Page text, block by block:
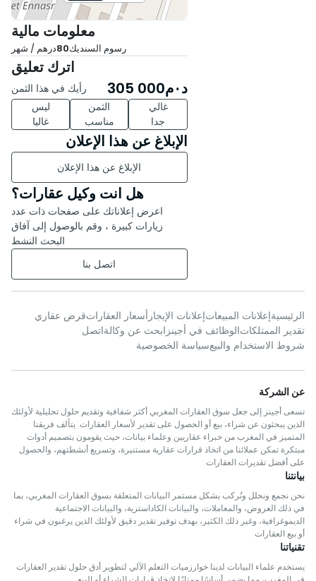
معلومات مالية
رسوم السنديك80درهم / شهر
اترك تعليق
رأيك في هذا الثمن 305 000 د٠م
ليس
غاليا
الثمن
مناسب
غالي
جدا
الإبلاغ عن هذا الإعلان
الإبلاغ عن هذا الإعلان
هل انت وكيل عقارات؟
اعرض إعلاناتك على صفحات ذات عدد
زيارات كبيرة ، وقم بالوصول إلى آفاق
البحث النشط
اتصل بنا
الرئيسيةإعلانات المبيعاتإعلانات الإيجار أسعار العقاراتقرض عقاري
تقدير الممتلكاتالوظائف في أجينز ابحث عن وكالةاتصل
شروط الاستخدام والبيعسياسة الخصوصية
عن الشركة
تسعى أجينز إلى جعل سوق العقارات المغربي أكثر شفافية وتقديم حلول تحليلية لأولئك
الذين يبحثون عن شراء، بيع أو الحصول على تقدير لأسعار العقارات. يتألف فريقنا
المتميز في المغرب من خبراء عقاريين وعلماء بيانات، حيث يقومون بتصميم أدوات
مبتكرة تمكن عملائنا من اتخاذ قرارات عقارية مستنيرة، وتسريع أنشطتهم، والحصول
على أفضل تقديرات العقارات
بيانتنا
نحن نجمع ونحلل ونُركب بشكل مستمر البيانات المتعلقة بسوق العقارات المغربي، بما
في ذلك العروض، والمعاملات، والبيانات الكاداسترية، والبيانات الاجتماعية
الديموغرافية، وغير ذلك الكثير، بهدف توفير تقدير دقيق لأولئك الذين يرغبون في شراء
أو بيع العقارات
تقنياتنا
يستخدم علماء البيانات لدينا خوارزميات التعلم الآلي لتطوير أدق حلول تقدير العقارات